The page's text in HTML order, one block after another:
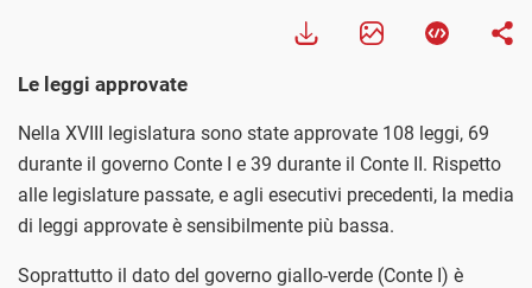
Le leggi approvate
Nella XVIII legislatura sono state approvate 108 leggi, 69
durante il governo Conte I e 39 durante il Conte II. Rispetto
alle legislature passate, e agli esecutivi precedenti, la media
di leggi approvate è sensibilmente più bassa.
Soprattutto il dato del governo giallo-verde (Conte I) è